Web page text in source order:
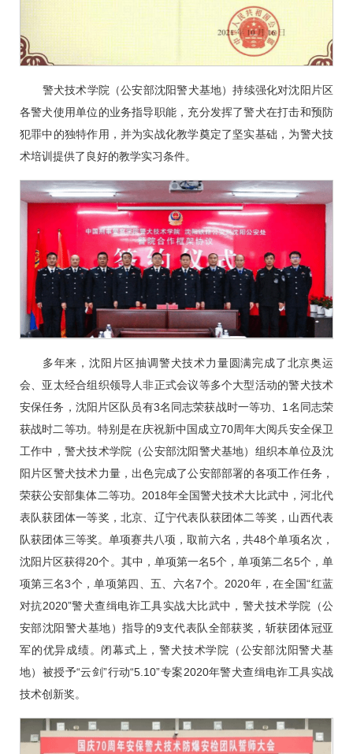
警犬技术学院（公安部沈阳警犬基地）持续强化对沈阳片区
各警犬使用单位的业务指导职能，充分发挥了警犬在打击和预防
犯罪中的独特作用，并为实战化教学奠定了坚实基础，为警犬技
术培训提供了良好的教学实习条件。
多年来，沈阳片区抽调警犬技术力量圆满完成了北京奥运
会、亚太经合组织领导人非正式会议等多个大型活动的警犬技术
安保任务，沈阳片区队员有3名同志荣获战时一等功、1名同志荣
获战时二等功。特别是在庆祝新中国成立70周年大阅兵安全保卫
工作中，警犬技术学院（公安部沈阳警犬基地）组织本单位及沈
阳片区警犬技术力量，出色完成了公安部部署的各项工作任务，
荣获公安部集体二等功。2018年全国警犬技术大比武中，河北代
表队获团体一等奖，北京、辽宁代表队获团体二等奖，山西代表
队获团体三等奖。单项赛共八项，取前六名，共48个单项名次，
沈阳片区获得20个。其中，单项第一名5个，单项第二名5个，单
项第三名3个，单项第四、五、六名7个。2020年，在全国“红蓝
对抗2020”警犬查缉电诈工具实战大比武中，警犬技术学院（公
安部沈阳警犬基地）指导的9支代表队全部获奖，斩获团体冠亚
军的优异成绩。闭幕式上，警犬技术学院（公安部沈阳警犬基
地）被授予“云剑”行动“5.10”专案2020年警犬查缉电诈工具实战
技术创新奖。